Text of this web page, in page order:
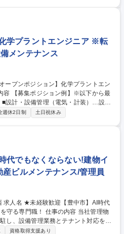
物件の運営や人員含めたマネジメント
なし。 募集職種 【神戸
日◎平均残業10h/月◎福利厚生充実
学プラントエンジニア ※転
メンテナンス
設計・設備管理（電気・計装）…設備
気計装設備の保全やトラブル対応まで
や設計技術者育成を推進 ■設備技術統
ントの電気計装技術を統括、設計保全
部 設備管理統括グループ…保安労災防
援、育成を担う統括組織 募集職種
トエンジニア ※転勤無し選択可
週休2日制 土日祝休み
代でもなくならない!建物イ
ビルメンテナンス/管理員
事の内容 当社管理物
し、設備管理業務とテナント対応を任
先輩社員に付いてのOJTとなり丁寧に
資格取得支援あり